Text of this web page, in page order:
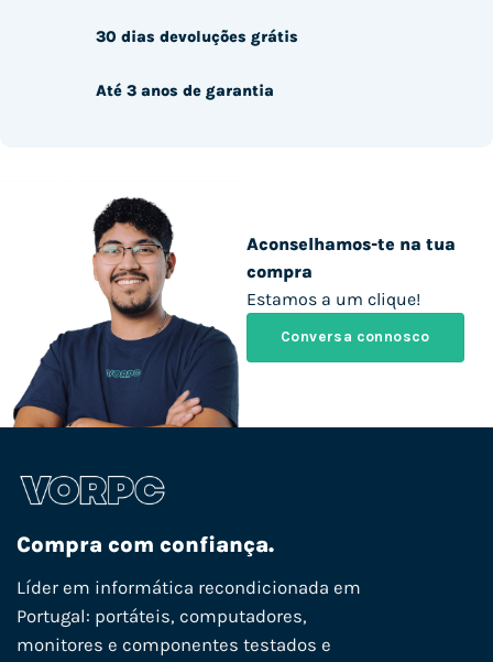
Aconselhamos-te na tua
compra
Estamos a um clique!
Conversa connosco
30 dias devoluções grátis
Até 3 anos de garantia
Compra com confiança.
Líder em informática recondicionada em
Portugal: portáteis, computadores,
monitores e componentes testados e